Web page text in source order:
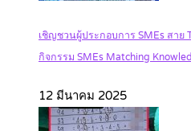
เชิญชวนผู้ประกอบการ SMEs สาย
กิจกรรม SMEs Matching
12 มีนาคม 2025